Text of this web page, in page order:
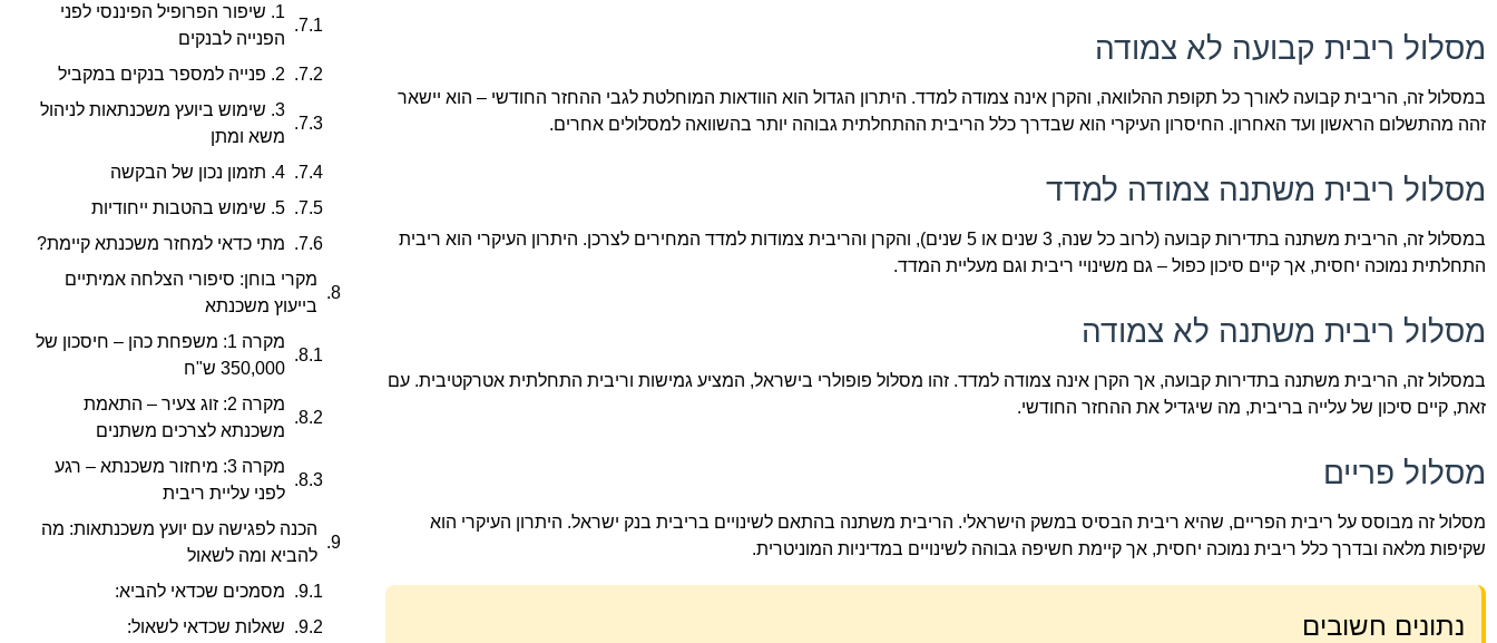
מסלול ריבית קבועה לא צמודה
במסלול זה, הריבית קבועה לאורך כל תקופת ההלוואה, והקרן אינה צמודה למדד. היתרון הגדול הוא הוודאות המוחלטת לגבי ההחזר החודשי – הוא יישאר
זהה מהתשלום הראשון ועד האחרון. החיסרון העיקרי הוא שבדרך כלל הריבית ההתחלתית גבוהה יותר בהשוואה למסלולים אחרים.
מסלול ריבית משתנה צמודה למדד
במסלול זה, הריבית משתנה בתדירות קבועה (לרוב כל שנה, 3 שנים או 5 שנים), והקרן והריבית צמודות למדד המחירים לצרכן. היתרון העיקרי הוא ריבית
התחלתית נמוכה יחסית, אך קיים סיכון כפול – גם משינויי ריבית וגם מעליית המדד.
מסלול ריבית משתנה לא צמודה
במסלול זה, הריבית משתנה בתדירות קבועה, אך הקרן אינה צמודה למדד. זהו מסלול פופולרי בישראל, המציע גמישות וריבית התחלתית אטרקטיבית. עם
זאת, קיים סיכון של עלייה בריבית, מה שיגדיל את ההחזר החודשי.
מסלול פריים
מסלול זה מבוסס על ריבית הפריים, שהיא ריבית הבסיס במשק הישראלי. הריבית משתנה בהתאם לשינויים בריבית בנק ישראל. היתרון העיקרי הוא
שקיפות מלאה ובדרך כלל ריבית נמוכה יחסית, אך קיימת חשיפה גבוהה לשינויים במדיניות המוניטרית.
נתונים חשובים
1. שיפור הפרופיל הפיננסי לפני
הפנייה לבנקים
2. פנייה למספר בנקים במקביל
3. שימוש ביועץ משכנתאות לניהול
משא ומתן
4. תזמון נכון של הבקשה
5. שימוש בהטבות ייחודיות
מתי כדאי למחזר משכנתא קיימת?
מקרי בוחן: סיפורי הצלחה אמיתיים
בייעוץ משכנתא
מקרה 1: משפחת כהן – חיסכון של
350,000 ש"ח
מקרה 2: זוג צעיר – התאמת
משכנתא לצרכים משתנים
מקרה 3: מיחזור משכנתא – רגע
לפני עליית ריבית
הכנה לפגישה עם יועץ משכנתאות: מה
להביא ומה לשאול
מסמכים שכדאי להביא:
שאלות שכדאי לשאול: